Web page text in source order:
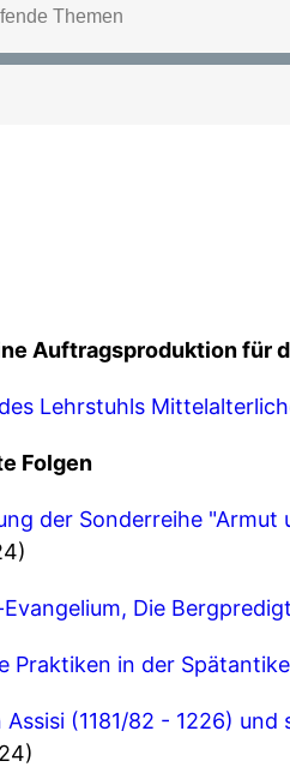
Themen
Auftragsproduktion für
Lehrstuhls
Folgen
der Sonderreihe
Die
Praktiken in der
Assisi (1181/82 - 1226)